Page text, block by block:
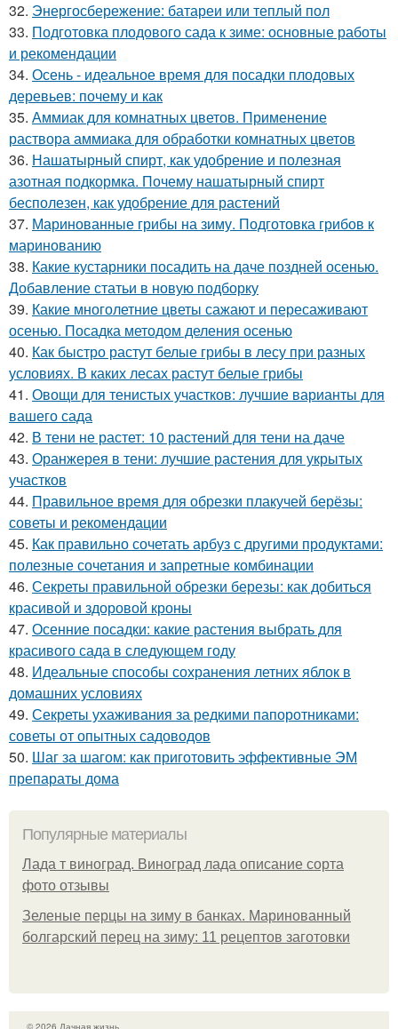
32. Энергосбережение: батареи или теплый пол
33. Подготовка плодового сада к зиме: основные работы
и рекомендации
34. Осень - идеальное время для посадки плодовых
деревьев: почему и как
35. Аммиак для комнатных цветов. Применение
раствора аммиака для обработки комнатных цветов
36. Нашатырный спирт, как удобрение и полезная
азотная подкормка. Почему нашатырный спирт
бесполезен, как удобрение для растений
37. Маринованные грибы на зиму. Подготовка грибов к
маринованию
38. Какие кустарники посадить на даче поздней осенью.
Добавление статьи в новую подборку
39. Какие многолетние цветы сажают и пересаживают
осенью. Посадка методом деления осенью
40. Как быстро растут белые грибы в лесу при разных
условиях. В каких лесах растут белые грибы
41. Овощи для тенистых участков: лучшие варианты для
вашего сада
42. В тени не растет: 10 растений для тени на даче
43. Оранжерея в тени: лучшие растения для укрытых
участков
44. Правильное время для обрезки плакучей берёзы:
советы и рекомендации
45. Как правильно сочетать арбуз с другими продуктами:
полезные сочетания и запретные комбинации
46. Секреты правильной обрезки березы: как добиться
красивой и здоровой кроны
47. Осенние посадки: какие растения выбрать для
красивого сада в следующем году
48. Идеальные способы сохранения летних яблок в
домашних условиях
49. Секреты ухаживания за редкими папоротниками:
советы от опытных садоводов
50. Шаг за шагом: как приготовить эффективные ЭМ
препараты дома
Популярные материалы
Лада т виноград. Виноград лада описание сорта
фото отзывы
Зеленые перцы на зиму в банках. Маринованный
болгарский перец на зиму: 11 рецептов заготовки
© 2026 Дачная жизнь